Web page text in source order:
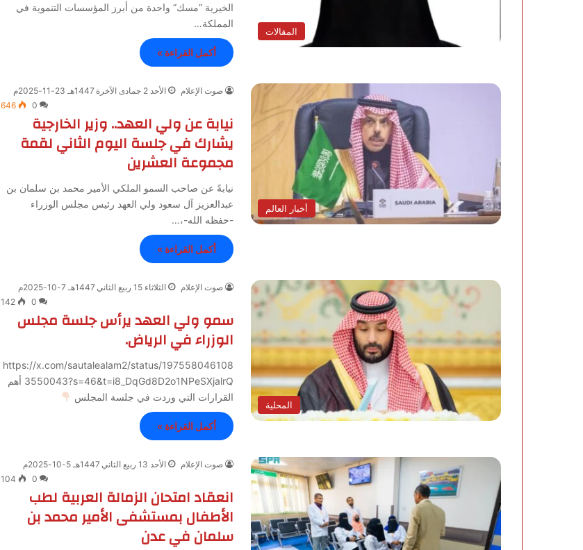
المقالات
الخيرية “مسك” واحدة من أبرز المؤسسات التنموية في
المملكة…
أكمل القراءة »
أخبار العالم
صوت الإعلام
الأحد 2 جمادى الآخرة 1447هـ 23-11-2025م
0
646
نيابة عن ولي العهد.. وزير الخارجية
يشارك في جلسة اليوم الثاني لقمة
مجموعة العشرين
نيابةً عن صاحب السمو الملكي الأمير محمد بن سلمان بن
عبدالعزيز آل سعود ولي العهد رئيس مجلس الوزراء
-حفظه الله-،…
أكمل القراءة »
المحلية
صوت الإعلام
الثلاثاء 15 ربيع الثاني 1447هـ 7-10-2025م
0
142
سمو ⁧‫ولي العهد‬⁩ يرأس جلسة ⁧‫مجلس
الوزراء‬⁩ في الرياض.
https://x.com/sautalealam2/status/197558046108
3550043?s=46&t=i8_DqGd8D2o1NPeSXjalrQ أهم
القرارات التي وردت في جلسة المجلس
أكمل القراءة »
صوت الإعلام
الأحد 13 ربيع الثاني 1447هـ 5-10-2025م
0
104
انعقاد امتحان الزمالة العربية لطب
الأطفال بمستشفى الأمير محمد بن
سلمان في عدن